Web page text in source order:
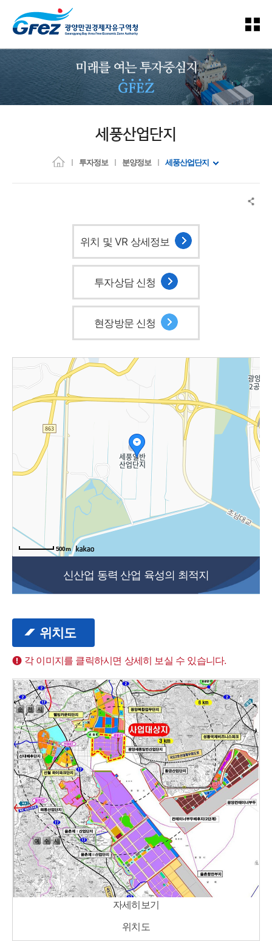
세풍산업단지
투자정보 분양정보 세풍산업단지
위치 및 VR 상세정보
투자상담 신청
현장방문 신청
500m
신산업 동력 산업 육성의 최적지
위치도
각 이미지를 클릭하시면 상세히 보실 수 있습니다.
자세히보기
위치도